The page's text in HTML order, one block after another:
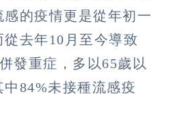
的疫情更是從年初一
去年10月至今導致
發重症，多以65歲以
中84%未接種流感疫